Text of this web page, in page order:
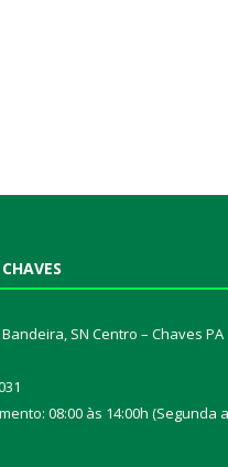
SN Centro – Chaves PA
08:00 às 14:00h (Segunda a